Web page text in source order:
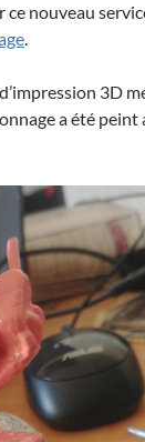
nouveau
.
3D
a été peint